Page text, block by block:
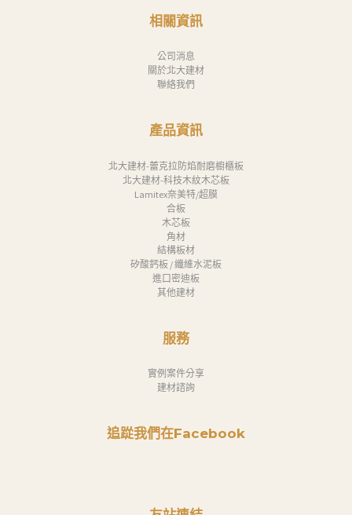
相關資訊
公司消息
關於北大建材
聯絡我們
產品資訊
北大建材-蕾克拉防焰耐磨櫥櫃板
北大建材-科技木紋木芯板
Lamitex奈美特/超膜
合板
木芯板
角材
結構板材
矽酸鈣板 / 纖維水泥板
進口密迪板
其他建材
服務
實例案件分享
建材諮詢
追踨我們在Facebook